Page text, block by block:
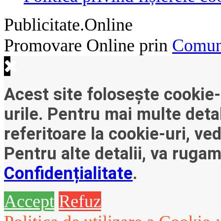
Publicitate.Online
Promovare Online prin
Acest site folosește
urile. Pentru mai multe
referitoare la cookie-uri,
Pentru alte detalii, va
Confidențialitate.
Accept Refuz